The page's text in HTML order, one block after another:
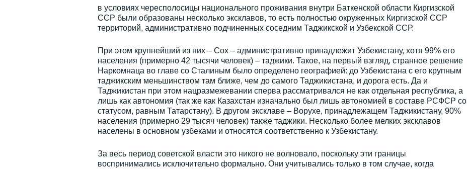
в условиях чересполосицы национального проживания внутри Баткенской области Киргизской
ССР были образованы несколько эксклавов, то есть полностью окруженных Киргизской ССР
территорий, административно подчиненных соседним Таджикской и Узбекской ССР.
При этом крупнейший из них – Сох – административно принадлежит Узбекистану, хотя 99% его
населения (примерно 42 тысячи человек) – таджики. Такое, на первый взгляд, странное решение
Наркомнаца во главе со Сталиным было определено географией: до Узбекистана с его крупным
таджикским меньшинством там ближе, чем до самого Таджикистана, и дорога есть. Да и
Таджикистан при этом нацразмежевании сперва рассматривался не как отдельная республика, а
лишь как автономия (так же как Казахстан изначально был лишь автономией в составе РСФСР со
статусом, равным Татарстану). В другом эксклаве – Ворухе, принадлежащем Таджикистану, 90%
населения (примерно 29 тысяч человек) также таджики. Несколько более мелких эксклавов
населены в основном узбеками и относятся соответственно к Узбекистану.
За весь период советской власти это никого не волновало, поскольку эти границы
воспринимались исключительно формально. Они учитывались только в том случае, когда